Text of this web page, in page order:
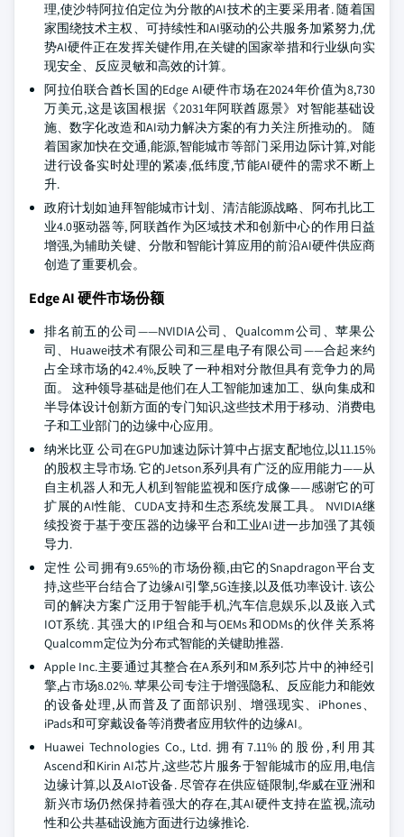
理,使沙特阿拉伯定位为分散的AI技术的主要采用者. 随着国
家围绕技术主权、可持续性和AI驱动的公共服务加紧努力,优
势AI硬件正在发挥关键作用,在关键的国家举措和行业纵向实
现安全、反应灵敏和高效的计算。
阿拉伯联合酋长国的Edge AI硬件市场在2024年价值为8,730
万美元,这是该国根据《2031年阿联酋愿景》对智能基础设
施、数字化改造和AI动力解决方案的有力关注所推动的。 随
着国家加快在交通,能源,智能城市等部门采用边际计算,对能
进行设备实时处理的紧凑,低纬度,节能AI硬件的需求不断上
升.
政府计划如迪拜智能城市计划、清洁能源战略、阿布扎比工
业4.0驱动器等, 阿联酋作为区域技术和创新中心的作用日益
增强,为辅助关键、分散和智能计算应用的前沿AI硬件供应商
创造了重要机会。
Edge AI 硬件市场份额
排名前五的公司——NVIDIA公司、Qualcomm公司、苹果公
司、Huawei技术有限公司和三星电子有限公司——合起来约
占全球市场的42.4%,反映了一种相对分散但具有竞争力的局
面。 这种领导基础是他们在人工智能加速加工、纵向集成和
半导体设计创新方面的专门知识,这些技术用于移动、消费电
子和工业部门的边缘中心应用。
纳米比亚 公司在GPU加速边际计算中占据支配地位,以11.15%
的股权主导市场. 它的Jetson系列具有广泛的应用能力——从
自主机器人和无人机到智能监视和医疗成像——感谢它的可
扩展的AI性能、CUDA支持和生态系统发展工具。 NVIDIA继
续投资于基于变压器的边缘平台和工业AI进一步加强了其领
导力.
定性 公司拥有9.65%的市场份额,由它的Snapdragon平台支
持,这些平台结合了边缘AI引擎,5G连接,以及低功率设计. 该公
司的解决方案广泛用于智能手机,汽车信息娱乐,以及嵌入式
IOT系统. 其强大的IP组合和与OEMs和ODMs的伙伴关系将
Qualcomm定位为分布式智能的关键助推器.
Apple Inc.主要通过其整合在A系列和M系列芯片中的神经引
擎,占市场8.02%. 苹果公司专注于增强隐私、反应能力和能效
的设备处理,从而普及了面部识别、增强现实、iPhones、
iPads和可穿戴设备等消费者应用软件的边缘AI。
Huawei Technologies Co., Ltd. 拥有7.11%的股份,利用其
Ascend和Kirin AI芯片,这些芯片服务于智能城市的应用,电信
边缘计算,以及AIoT设备. 尽管存在供应链限制,华威在亚洲和
新兴市场仍然保持着强大的存在,其AI硬件支持在监视,流动
性和公共基础设施方面进行边缘推论.